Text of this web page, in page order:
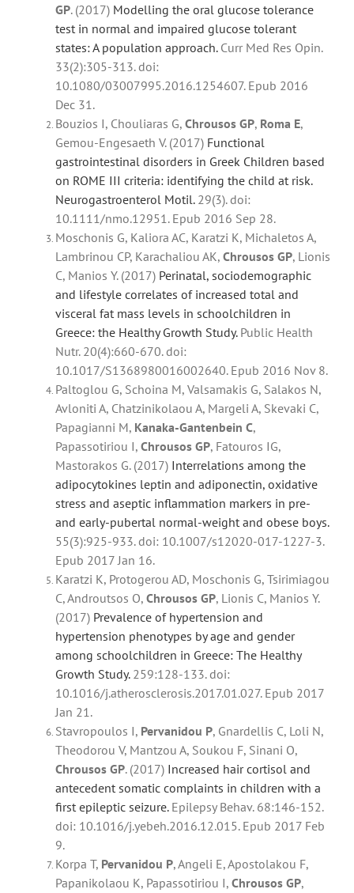
GP. (2017) Modelling the oral glucose tolerance
test in normal and impaired glucose tolerant
states: A population approach.Curr Med Res Opin.
33(2):305-313. doi:
10.1080/03007995.2016.1254607. Epub 2016
Dec 31.
Bouzios I, Chouliaras G, Chrousos GP, Roma E,
Gemou-Engesaeth V. (2017) Functional
gastrointestinal disorders in Greek Children based
on ROME III criteria: identifying the child at risk.
Neurogastroenterol Motil.29(3). doi:
10.1111/nmo.12951. Epub 2016 Sep 28.
Moschonis G, Kaliora AC, Karatzi K, Michaletos A,
Lambrinou CP, Karachaliou AK, Chrousos GP, Lionis
C, Manios Y. (2017) Perinatal, sociodemographic
and lifestyle correlates of increased total and
visceral fat mass levels in schoolchildren in
Greece: the Healthy Growth Study.Public Health
Nutr. 20(4):660-670. doi:
10.1017/S1368980016002640. Epub 2016 Nov 8.
Paltoglou G, Schoina M, Valsamakis G, Salakos N,
Avloniti A, Chatzinikolaou A, Margeli A, Skevaki C,
Papagianni M, Kanaka-Gantenbein C,
Papassotiriou I, Chrousos GP, Fatouros IG,
Mastorakos G. (2017) Interrelations among the
adipocytokines leptin and adiponectin, oxidative
stress and aseptic inflammation markers in pre-
and early-pubertal normal-weight and obese boys.
55(3):925-933. doi: 10.1007/s12020-017-1227-3.
Epub 2017 Jan 16.
Karatzi K, Protogerou AD, Moschonis G, Tsirimiagou
C, Androutsos O, Chrousos GP, Lionis C, Manios Y.
(2017) Prevalence of hypertension and
hypertension phenotypes by age and gender
among schoolchildren in Greece: The Healthy
Growth Study.259:128-133. doi:
10.1016/j.atherosclerosis.2017.01.027. Epub 2017
Jan 21.
Stavropoulos I, Pervanidou P, Gnardellis C, Loli N,
Theodorou V, Mantzou A, Soukou F, Sinani O,
Chrousos GP. (2017) Increased hair cortisol and
antecedent somatic complaints in children with a
first epileptic seizure.Epilepsy Behav. 68:146-152.
doi: 10.1016/j.yebeh.2016.12.015. Epub 2017 Feb
9.
Korpa T, Pervanidou P, Angeli E, Apostolakou F,
Papanikolaou K, Papassotiriou I, Chrousos GP,